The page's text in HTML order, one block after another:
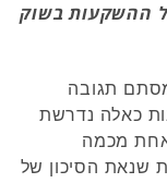
ההשקעות בשוק
תגובה
כאלה נדרשת
מכמה
שנאת הסיכון של